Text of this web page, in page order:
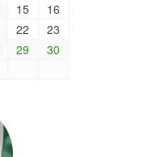
15
16
22
23
29
30